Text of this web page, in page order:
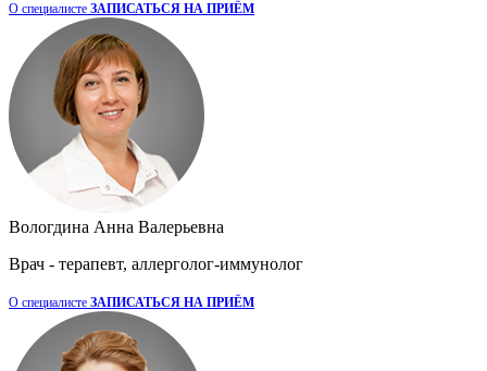
О специалисте ЗАПИСАТЬСЯ НА ПРИЁМ
Вологдина Анна Валерьевна
Врач - терапевт, аллерголог-иммунолог
О специалисте ЗАПИСАТЬСЯ НА ПРИЁМ